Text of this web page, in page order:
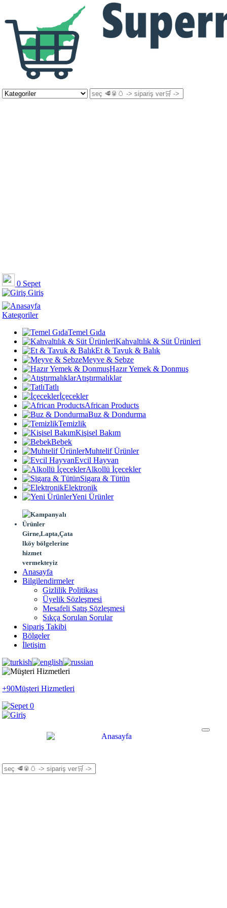
0 Sepet
Giriş
Kategoriler
Temel Gıda
Kahvaltılık & Süt Ürünleri
Et & Tavuk & Balık
Meyve & Sebze
Hazır Yemek & Donmuş
Atıştırmalıklar
Tatlı
İçecekler
African Products
Buz & Dondurma
Temizlik
Kişisel Bakım
Bebek
Muhtelif Ürünler
Evcil Hayvan
Alkollü İçecekler
Sigara & Tütün
Elektronik
Yeni Ürünler
Girne,Lapta,Çata
lköy bölgelerine
hizmet
vermekteyiz
Anasayfa
Bilgilendirmeler
Gizlilik Politikası
Üyelik Sözleşmesi
Mesafeli Satış Sözleşmesi
Sıkça Sorulan Sorular
Sipariş Takibi
Bölgeler
İletişim
+90Müşteri Hizmetleri
0